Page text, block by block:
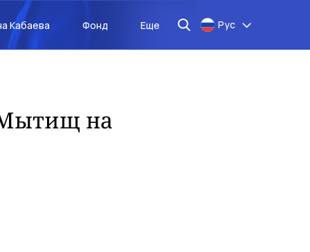
Кабаева Фонд Еще Рус
на